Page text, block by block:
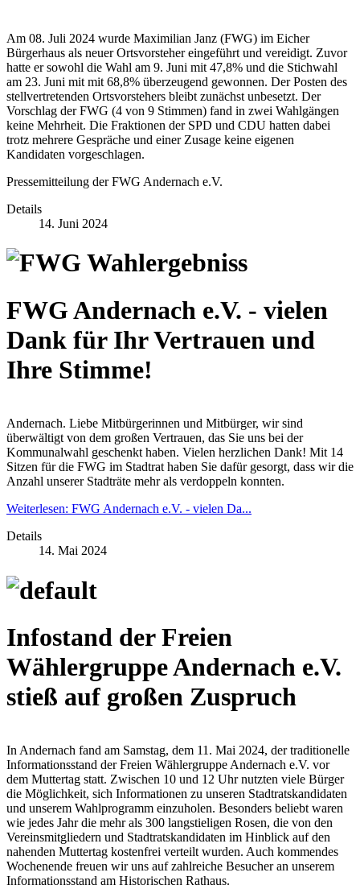
Am 08. Juli 2024 wurde Maximilian Janz (FWG) im Eicher
Bürgerhaus als neuer Ortsvorsteher eingeführt und vereidigt. Zuvor
hatte er sowohl die Wahl am 9. Juni mit 47,8% und die Stichwahl
am 23. Juni mit mit 68,8% überzeugend gewonnen. Der Posten des
stellvertretenden Ortsvorstehers bleibt zunächst unbesetzt. Der
Vorschlag der FWG (4 von 9 Stimmen) fand in zwei Wahlgängen
keine Mehrheit. Die Fraktionen der SPD und CDU hatten dabei
trotz mehrere Gespräche und einer Zusage keine eigenen
Kandidaten vorgeschlagen.
Pressemitteilung der FWG Andernach e.V.
Details
14. Juni 2024
FWG Andernach e.V. - vielen
Dank für Ihr Vertrauen und
Ihre Stimme!
Andernach. Liebe Mitbürgerinnen und Mitbürger, wir sind
überwältigt von dem großen Vertrauen, das Sie uns bei der
Kommunalwahl geschenkt haben. Vielen herzlichen Dank! Mit 14
Sitzen für die FWG im Stadtrat haben Sie dafür gesorgt, dass wir die
Anzahl unserer Stadträte mehr als verdoppeln konnten.
Weiterlesen: FWG Andernach e.V. - vielen Da...
Details
14. Mai 2024
Infostand der Freien
Wählergruppe Andernach e.V.
stieß auf großen Zuspruch
In Andernach fand am Samstag, dem 11. Mai 2024, der traditionelle
Informationsstand der Freien Wählergruppe Andernach e.V. vor
dem Muttertag statt. Zwischen 10 und 12 Uhr nutzten viele Bürger
die Möglichkeit, sich Informationen zu unseren Stadtratskandidaten
und unserem Wahlprogramm einzuholen. Besonders beliebt waren
wie jedes Jahr die mehr als 300 langstieligen Rosen, die von den
Vereinsmitgliedern und Stadtratskandidaten im Hinblick auf den
nahenden Muttertag kostenfrei verteilt wurden. Auch kommendes
Wochenende freuen wir uns auf zahlreiche Besucher an unserem
Informationsstand am Historischen Rathaus.